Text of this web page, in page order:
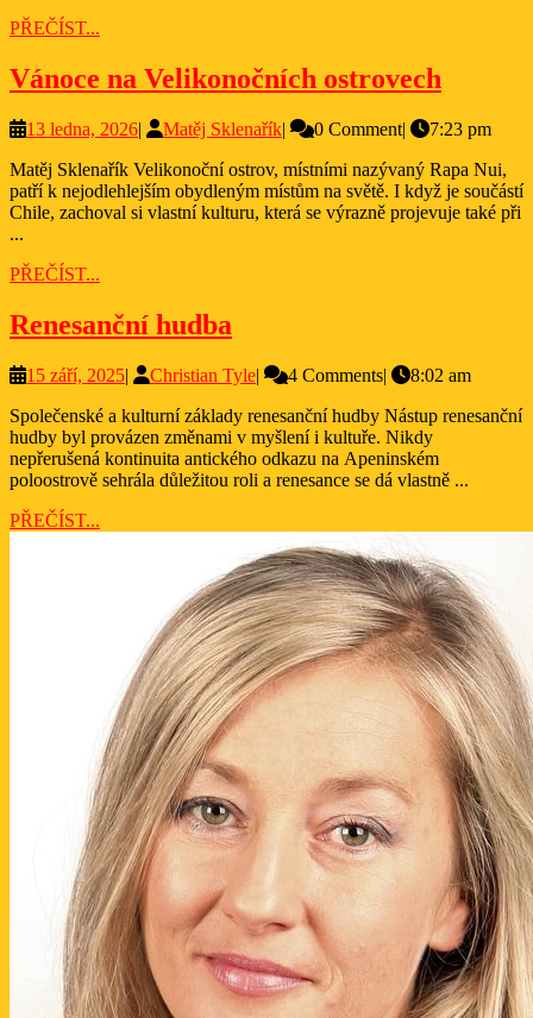
PŘEČÍST...
Vánoce na Velikonočních ostrovech
13 ledna, 202613
2026
| Matěj SklenaříkMatěj
| 0 Comment|
7:23 pm
Matěj Sklenařík Velikonoční ostrov, místními nazývaný Rapa Nui,
patří k nejodlehlejším obydleným místům na světě. I když je součástí
Chile, zachoval si vlastní kulturu, která se výrazně projevuje také při
...
PŘEČÍST...
Renesanční hudba
15 září, 202515
2025
| Christian TyleChristian
| 4 Comments|
8:02 am
Společenské a kulturní základy renesanční hudby Nástup renesanční
hudby byl provázen změnami v myšlení i kultuře. Nikdy
nepřerušená kontinuita antického odkazu na Apeninském
poloostrově sehrála důležitou roli a renesance se dá vlastně ...
PŘEČÍST...